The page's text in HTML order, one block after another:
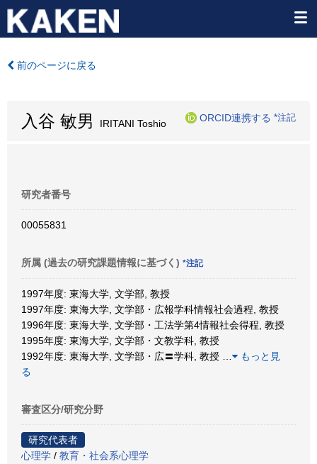
前のページに戻る
入谷 敏男 IRITANI Toshio
ORCID連携する *注記
研究者番号
00055831
所属 (過去の研究課題情報に基づく) *注記
1997年度: 東海大学, 文学部, 教授
1997年度: 東海大学, 文学部・広報学科情報社会過程, 教授
1996年度: 東海大学, 文学部・工法学第4情報社会得程, 教授
1995年度: 東海大学, 文学部・文教学科, 教授
1992年度: 東海大学, 文学部・広〓学科, 教授
もっと見
る
審査区分/研究分野
研究代表者
心理学 / 教育・社会系心理学